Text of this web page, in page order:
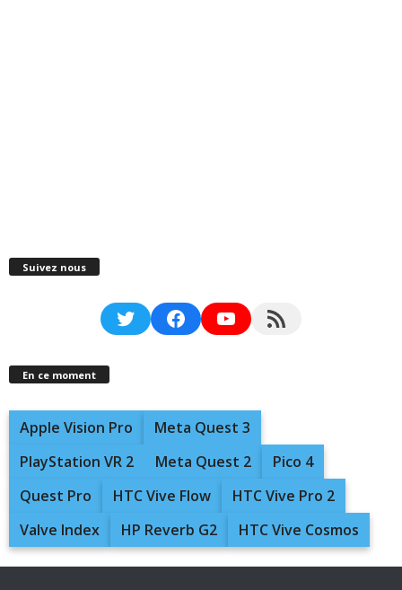
Suivez nous
TwitterFacebookYouTubeRSS Feed
En ce moment
Apple Vision Pro
Meta Quest 3
PlayStation VR 2
Meta Quest 2
Pico 4
Quest Pro
HTC Vive Flow
HTC Vive Pro 2
Valve Index
HP Reverb G2 HTC Vive Cosmos